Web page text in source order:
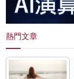
熱門文章